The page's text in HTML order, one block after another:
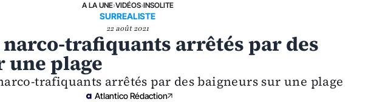
A LA UNE›VIDÉOS›INSOLITE
SURREALISTE
22 août 2021
narco-trafiquants arrêtés par des
une plage
trafiquants arrêtés par des baigneurs sur une plage
Atlantico Rédaction